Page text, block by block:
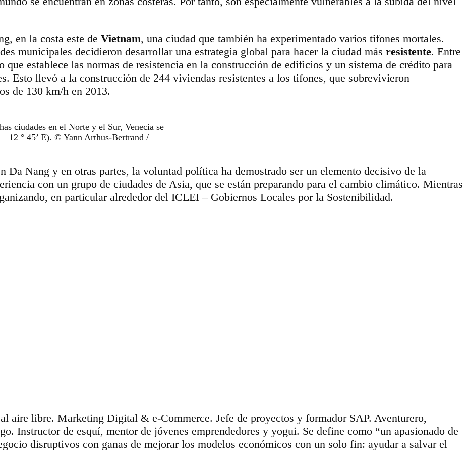
en la costa este de Vietnam, una ciudad que también ha experimentado varios tifones mortales.
municipales decidieron desarrollar una estrategia global para hacer la ciudad más resistente. Entre
que establece las normas de resistencia en la construcción de edificios y un sistema de crédito para
Esto llevó a la construcción de 244 viviendas resistentes a los tifones, que sobrevivieron
de 130 km/h en 2013.
ciudades en el Norte y el Sur, Venecia se
12 ° 45’ E). © Yann Arthus-Bertrand /
Da Nang y en otras partes, la voluntad política ha demostrado ser un elemento decisivo de la
con un grupo de ciudades de Asia, que se están preparando para el cambio climático. Mientras
en particular alrededor del ICLEI – Gobiernos Locales por la Sostenibilidad.
aire libre. Marketing Digital & e-Commerce. Jefe de proyectos y formador SAP. Aventurero,
Instructor de esquí, mentor de jóvenes emprendedores y yogui. Se define como “un apasionado de
disruptivos con ganas de mejorar los modelos económicos con un solo fin: ayudar a salvar el